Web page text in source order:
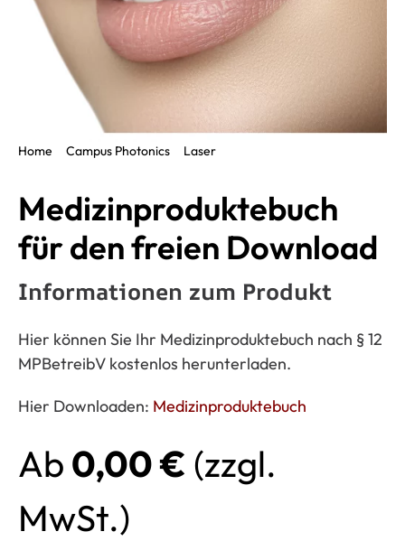
Home Campus Photonics
Laser
Medizinproduktebuch
für den freien Download
Informationen zum Produkt
Hier können Sie Ihr Medizinproduktebuch nach § 12
MPBetreibVkostenlos herunterladen.
Hier Downloaden: Medizinproduktebuch
Ab 0,00€ (zzgl.
MwSt.)